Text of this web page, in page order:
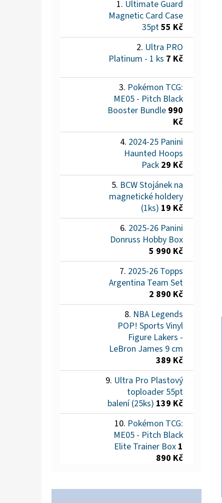
Ultimate Guard
Magnetic Card Case
35pt55 Kč
Ultra PRO
Platinum - 1 ks 7 Kč
Pokémon TCG:
ME05 - Pitch Black
Booster Bundle 990
Kč
2024-25 Panini
Haunted Hoops
Pack 29 Kč
BCW Stojánek na
magnetické holdery
(1ks) 19 Kč
2025-26 Panini
Donruss Hobby Box
5 990 Kč
2025-26 Topps
Argentina Team Set
2 890 Kč
NBA Legends
POP! Sports Vinyl
Figure Lakers -
LeBron James 9 cm
389 Kč
Ultra Pro Plastový
toploader 55pt
balení (25ks) 139 Kč
Pokémon TCG:
ME05 - Pitch Black
Elite Trainer Box 1
890 Kč